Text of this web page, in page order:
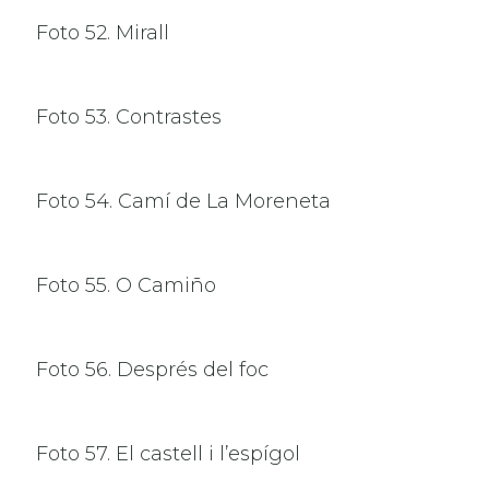
Foto 52. Mirall
Foto 53. Contrastes
Foto 54. Camí de La Moreneta
Foto 55. O Camiño
Foto 56. Després del foc
Foto 57. El castell i l’espígol